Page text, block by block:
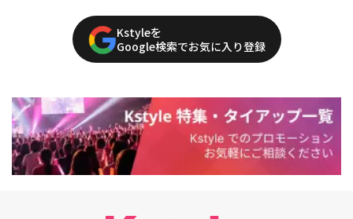
Kstyleを
Google検索でお気に入り登録